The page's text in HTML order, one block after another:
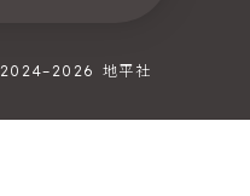
2024–2026 地平社